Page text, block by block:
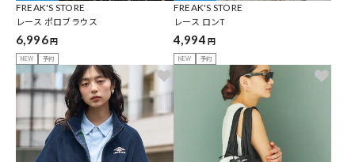
FREAK'S STORE
レース ポロブラウス
6,996円
NEW 予約
FREAK'S STORE
レース ロンT
4,994 円
NEW 予約